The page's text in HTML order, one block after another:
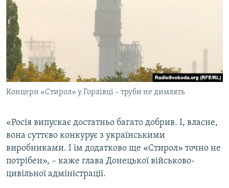
Концерн «Стирол» у Горлівці – труби не димлять
«Росія випускає достатньо багато добрив. І, власне,
вона суттєво конкурує з українськими
виробниками. І їм додатково ще «Стирол» точно не
потрібен», – каже глава Донецької військово-
цивільної адміністрації.